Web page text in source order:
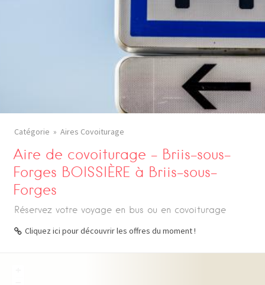
Catégorie Aires Covoiturage
Aire de covoiturage – Briis-sous-
Forges BOISSIÈRE à Briis-sous-
Forges
Réservez votre voyage en bus ou en covoiturage
Cliquez ici pour découvrir les offres du moment !